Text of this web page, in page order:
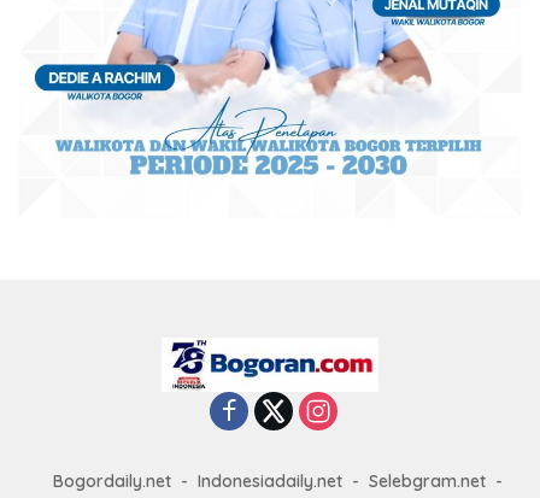
Bogordaily.net Indonesiadaily.net
Selebgram.net